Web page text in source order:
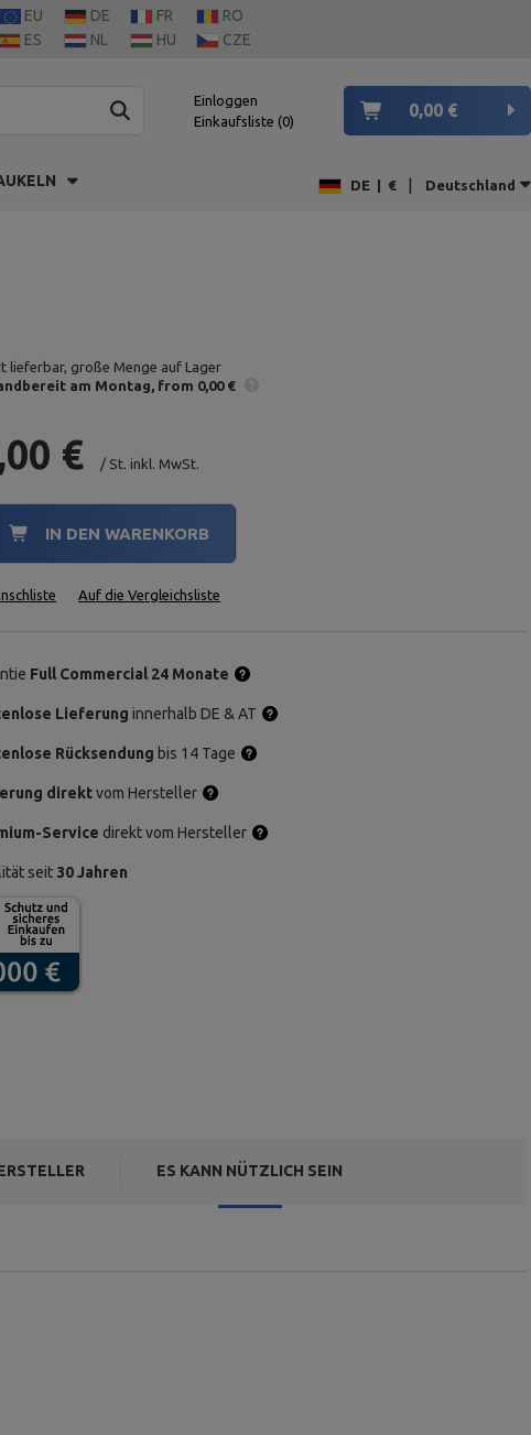
EU DE FR
RO
ES NL HU CZE
Einloggen
Einkaufsliste 0
0,00 €
DE € | Deutschland
lieferbar, große Menge auf Lager
am Montag from 0,00 €
€ / St. inkl. MwSt.
IN DEN WARENKORB
Auf die Vergleichsliste
Full Commercial 24 Monate
Lieferung innerhalb DE & AT
Rücksendung bis 14 Tage
direktvom Hersteller
Service direkt vom Hersteller
seit 30 Jahren
ES KANN NÜTZLICH SEIN